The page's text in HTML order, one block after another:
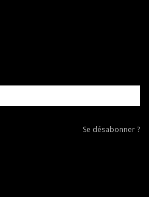
Se
Se désabonner ?